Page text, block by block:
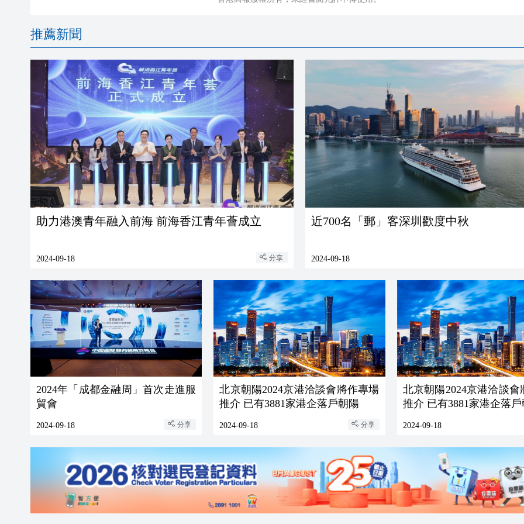
推薦新聞
助力港澳青年融入前海 前海香江青年薈成立
2024-09-18 分享
近700名「郵」客深圳歡度中秋
2024-09-18
2024年「成都金融周」首次走進服
貿會
2024-09-18 分享
北京朝陽2024京港洽談會將作專場
推介 已有3881家港企落戶朝陽
2024-09-18 分享
北京朝陽2024京港洽談會
推介 已有3881家港企落
2024-09-18